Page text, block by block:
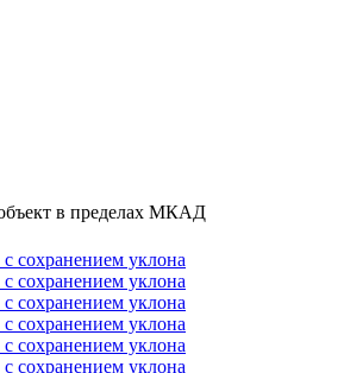
в пределах МКАД